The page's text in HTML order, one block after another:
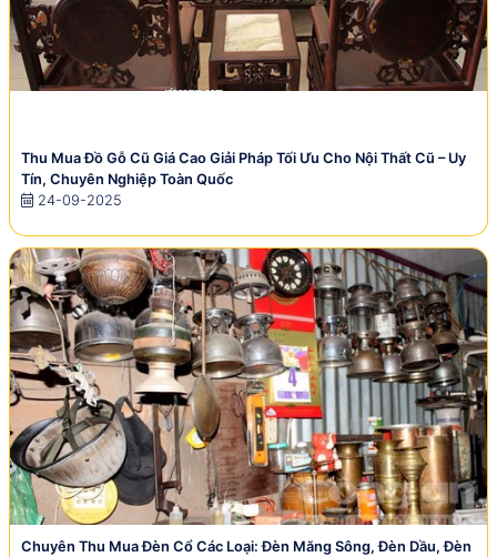
Thu Mua Đồ Gỗ Cũ Giá Cao Giải Pháp Tối Ưu Cho Nội Thất Cũ – Uy
Tín, Chuyên Nghiệp Toàn Quốc
24-09-2025
Chuyên Thu Mua Đèn Cổ Các Loại: Đèn Măng Sông, Đèn Dầu, Đèn